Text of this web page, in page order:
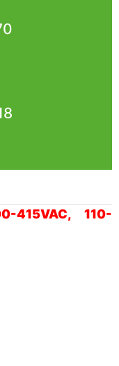
415VAC, 110-